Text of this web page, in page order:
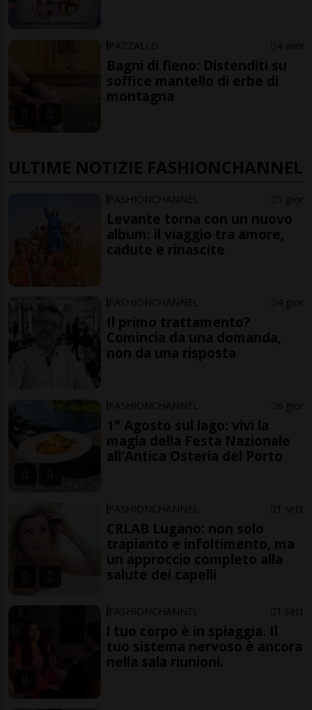
PAZZALLO 4 anni
Bagni di fieno: Distenditi su
soffice mantello di erbe di
montagna
ULTIME NOTIZIE FASHIONCHANNEL
FASHIONCHANNEL 1 gior
Levante torna con un nuovo
album: il viaggio tra amore,
cadute e rinascite
FASHIONCHANNEL 4 gior
Il primo trattamento?
Comincia da una domanda,
non da una risposta
FASHIONCHANNEL 6 gior
1° Agosto sul lago: vivi la
magia della Festa Nazionale
all'Antica Osteria del Porto
FASHIONCHANNEL 1 sett
CRLAB Lugano: non solo
trapianto e infoltimento, ma
un approccio completo alla
salute dei capelli
FASHIONCHANNEL 1 sett
l tuo corpo è in spiaggia. Il
tuo sistema nervoso è ancora
nella sala riunioni.